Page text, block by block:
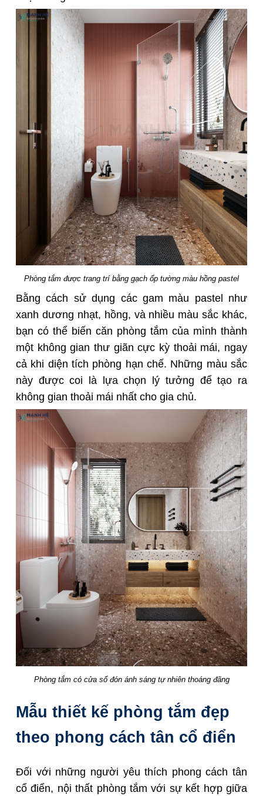
Phòng tắm được trang trí bằng gạch ốp tường màu hồng pastel
Bằng cách sử dụng các gam màu pastel như
xanh dương nhạt, hồng, và nhiều màu sắc khác,
bạn có thể biến căn phòng tắm của mình thành
một không gian thư giãn cực kỳ thoải mái, ngay
cả khi diện tích phòng hạn chế. Những màu sắc
này được coi là lựa chọn lý tưởng để tạo ra
không gian thoải mái nhất cho gia chủ.
Phòng tắm có cửa sổ đón ánh sáng tự nhiên thoáng đãng
Mẫu thiết kế phòng tắm đẹp
theo phong cách tân cổ điển
Đối với những người yêu thích phong cách tân
cổ điển, nội thất phòng tắm với sự kết hợp giữa